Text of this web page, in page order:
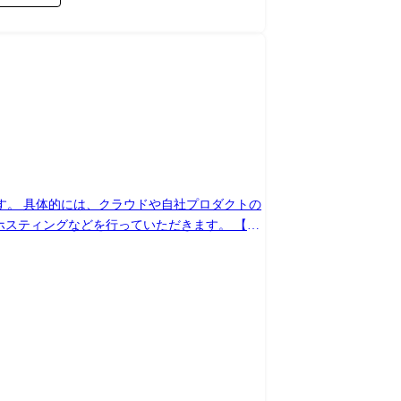
具体的には、クラウドや自社プロダクトの
ングなどを行っていただきます。 【主